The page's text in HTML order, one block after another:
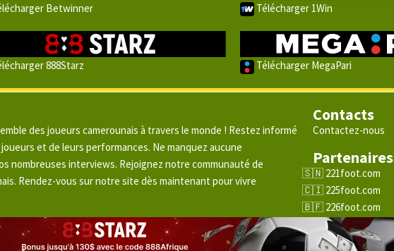
Betwinner Télécharger 1Win
888Starz Télécharger MegaPari
des joueurs camerounais à travers le monde ! Restez informé
et de leurs performances. Ne manquez aucune
interviews. Rejoignez notre communauté de
Rendez-vous sur notre site dès maintenant pour vivre
Contacts
Contactez-nous
Partenaires
221foot.com
225foot.com
226foot.com
228foot.com
229foot.com